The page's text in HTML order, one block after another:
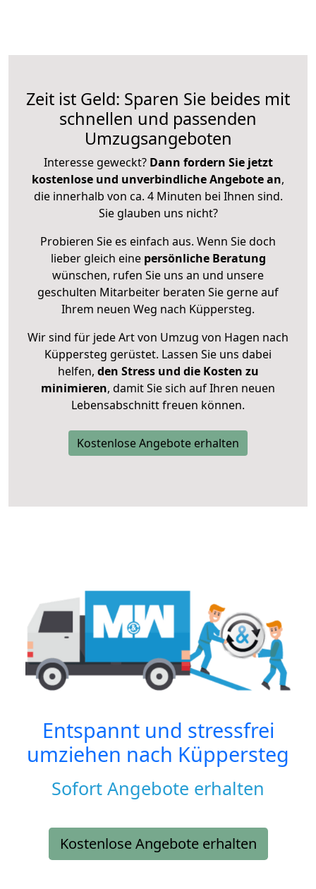
Zeit ist Geld: Sparen Sie beides mit
schnellen und passenden
Umzugsangeboten
Interesse geweckt? Dann fordern Sie jetzt
kostenlose und unverbindliche Angebote an,
die innerhalb von ca. 4 Minuten bei Ihnen sind.
Sie glauben uns nicht?
Probieren Sie es einfach aus. Wenn Sie doch
lieber gleich eine persönliche Beratung
wünschen, rufen Sie uns an und unsere
geschulten Mitarbeiter beraten Sie gerne auf
Ihrem neuen Weg nach Küppersteg.
Wir sind für jede Art von Umzug von Hagen nach
Küppersteg gerüstet. Lassen Sie uns dabei
helfen, den Stress und die Kosten zu
minimieren, damit Sie sich auf Ihren neuen
Lebensabschnitt freuen können.
Kostenlose Angebote erhalten
Entspannt und stressfrei
umziehen nach Küppersteg
Sofort Angebote erhalten
Kostenlose Angebote erhalten